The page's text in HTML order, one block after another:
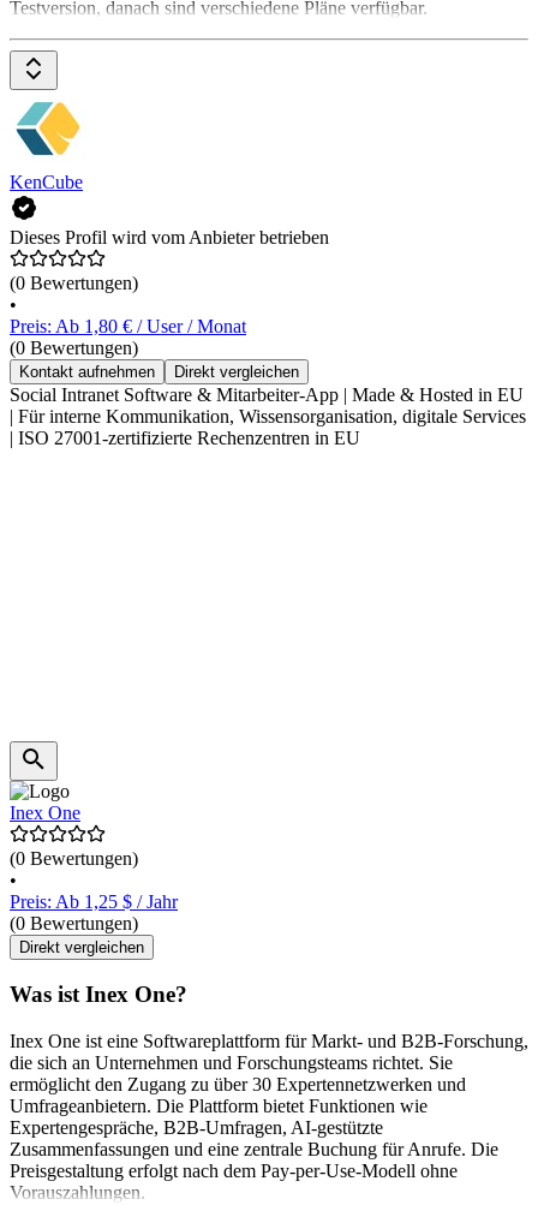
Testversion, danach sind verschiedene Pläne verfügbar.
KenCube
Dieses Profil wird vom Anbieter betrieben
(0 Bewertungen)
•
Preis: Ab 1,80 € / User / Monat
(0 Bewertungen)
Kontakt aufnehmen Direkt vergleichen
Social Intranet Software & Mitarbeiter-App | Made & Hosted in EU
| Für interne Kommunikation, Wissensorganisation, digitale Services
| ISO 27001-zertifizierte Rechenzentren in EU
Inex One
(0 Bewertungen)
•
Preis: Ab 1,25 $ / Jahr
(0 Bewertungen)
Direkt vergleichen
Was ist Inex One?
Inex One ist eine Softwareplattform für Markt- und B2B-Forschung,
die sich an Unternehmen und Forschungsteams richtet. Sie
ermöglicht den Zugang zu über 30 Expertennetzwerken und
Umfrageanbietern. Die Plattform bietet Funktionen wie
Expertengespräche, B2B-Umfragen, AI-gestützte
Zusammenfassungen und eine zentrale Buchung für Anrufe. Die
Preisgestaltung erfolgt nach dem Pay-per-Use-Modell ohne
Vorauszahlungen.